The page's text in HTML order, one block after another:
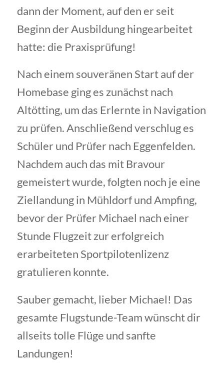
dann der Moment, auf den er seit
Beginn der Ausbildung hingearbeitet
hatte: die Praxisprüfung!
Nach einem souveränen Start auf der
Homebase ging es zunächst nach
Altötting, um das Erlernte in Navigation
zu prüfen. Anschließend verschlug es
Schüler und Prüfer nach Eggenfelden.
Nachdem auch das mit Bravour
gemeistert wurde, folgten noch je eine
Ziellandung in Mühldorf und Ampfing,
bevor der Prüfer Michael nach einer
Stunde Flugzeit zur erfolgreich
erarbeiteten Sportpilotenlizenz
gratulieren konnte.
Sauber gemacht, lieber Michael! Das
gesamte Flugstunde-Team wünscht dir
allseits tolle Flüge und sanfte
Landungen!